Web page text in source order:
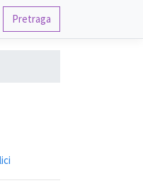
Pretraga